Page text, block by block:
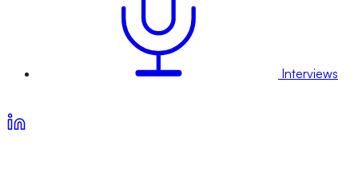
Interviews